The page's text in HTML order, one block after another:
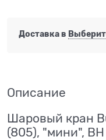
Доставка в
Описание
Шаровый кран
(805), "мини",